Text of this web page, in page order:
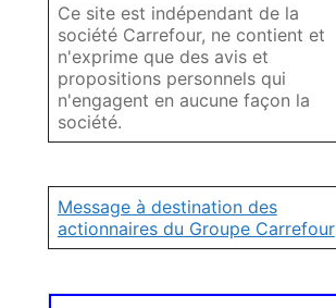
Ce site est indépendant de la
société Carrefour, ne contient et
n'exprime que des avis et
propositions personnels qui
n'engagent en aucune façon la
société.
Message à destination des
actionnaires du Groupe Carrefour